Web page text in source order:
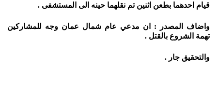
قيام احدهما بطعن اثنين تم نقلهما حينه الى المستشفى .
واضاف المصدر : ان مدعي عام شمال عمان وجه للمشاركين
تهمة الشروع بالقتل .
والتحقيق جار .